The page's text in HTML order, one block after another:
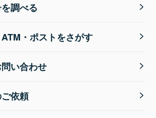
調べる
・ポストをさがす
い合わせ
依頼